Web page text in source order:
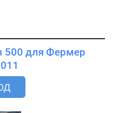
500 для Фермер
2011